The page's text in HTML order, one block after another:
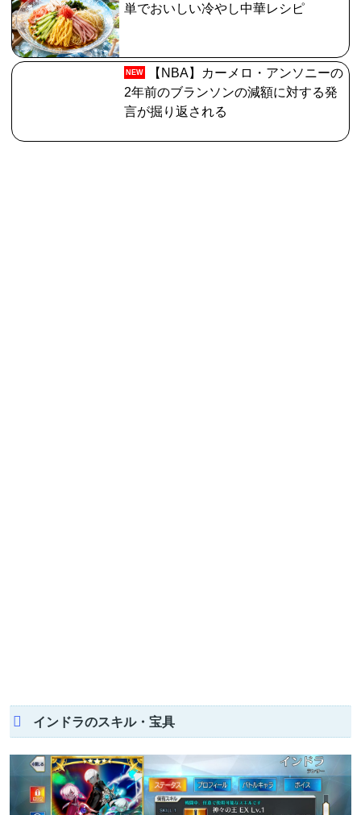
単でおいしい冷やし中華レシピ
NEW
【NBA】カーメロ・アンソニーの
2年前のブランソンの減額に対する発
言が掘り返される
インドラのスキル・宝具